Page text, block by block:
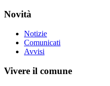
Novità
Notizie
Comunicati
Avvisi
Vivere il comune